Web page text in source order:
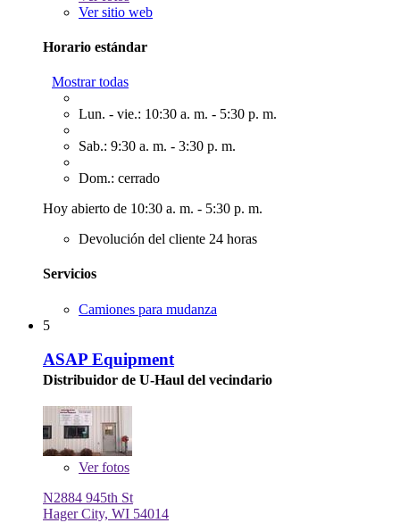
Ver sitio web
Horario estándar
Mostrar todas
Lun. - vie.: 10:30 a. m. - 5:30 p. m.
Sab.: 9:30 a. m. - 3:30 p. m.
Dom.: cerrado
Hoy abierto de 10:30 a. m. - 5:30 p. m.
Devolución del cliente 24 horas
Servicios
Camiones para mudanza
5
ASAP Equipment
Distribuidor de U-Haul del vecindario
Verfotos
N2884 945th St
Hager City, WI 54014